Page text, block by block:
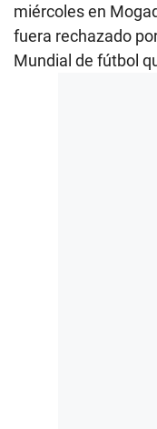
miércoles en
fuera rechazado
Mundial de fútbol